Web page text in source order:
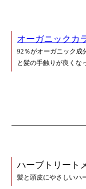
オーガニックカ
92％がオーガニック成
と髪の手触りが良くな
ハーブトリート
髪と頭皮にやさしいハ